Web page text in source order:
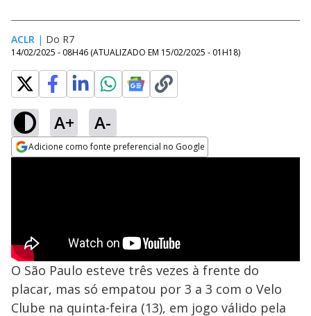
ACLR | Do R7
14/02/2025 - 08H46 (ATUALIZADO EM 15/02/2025 - 01H18)
A+ A-
Adicione como fonte preferencial no Google
O São Paulo esteve três vezes à frente do
placar, mas só empatou por 3 a 3 com o Velo
Clube na quinta-feira (13), em jogo válido pela